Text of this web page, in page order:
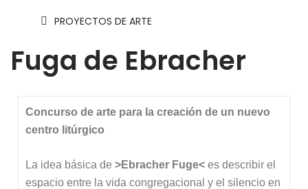
PROYECTOS DE ARTE
Fuga de Ebracher
Concurso de arte para la creación de un nuevo
centro litúrgico
La idea básica de >Ebracher Fuge< es describir el
espacio entre la vida congregacional y el silencio en